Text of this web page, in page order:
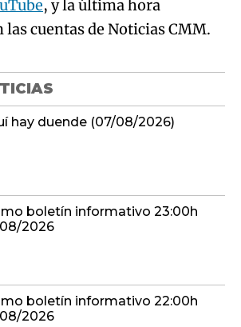
, y la última hora
cuentas de Noticias CMM.
hay duende (07/08/2026)
boletín informativo 23:00h
2026
boletín informativo 22:00h
2026